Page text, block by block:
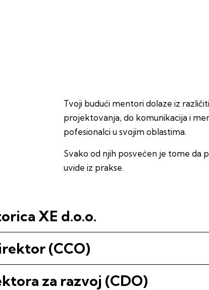
Tvoji budući mentori dolaze iz
projektovanja, do komunikacija i
pofesionalci u svojim oblastima.
Svako od njih posvećen je tome da
uvide iz prakse.
XE d.o.o.
(CCO)
za razvoj (CDO)